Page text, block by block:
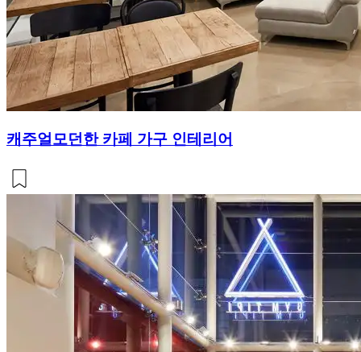
캐주얼모던한 카페 가구 인테리어